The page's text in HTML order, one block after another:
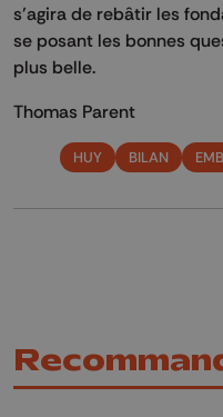
s’agira de rebâtir les
se posant les bonnes
plus belle.
Thomas Parent
HUY BILAN